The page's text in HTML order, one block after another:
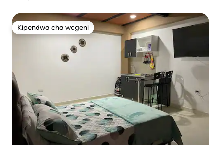
Kipendwa cha wageni
Kipendwa cha wageni